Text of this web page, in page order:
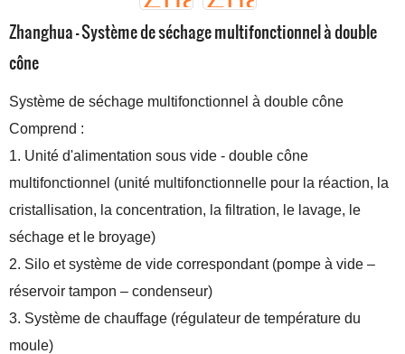
Zhanghua - Système de séchage multifonctionnel à double
cône
Système de séchage multifonctionnel à double cône
Comprend :
1. Unité d'alimentation sous vide - double cône
multifonctionnel (unité multifonctionnelle pour la réaction, la
cristallisation, la concentration, la filtration, le lavage, le
séchage et le broyage)
2. Silo et système de vide correspondant (pompe à vide –
réservoir tampon – condenseur)
3. Système de chauffage (régulateur de température du
moule)